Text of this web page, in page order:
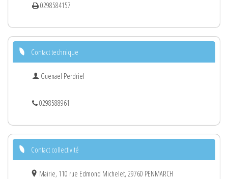
0298584157
Contact technique
Guenael Perdriel
0298588961
Contact collectivité
Mairie, 110 rue Edmond Michelet, 29760 PENMARCH